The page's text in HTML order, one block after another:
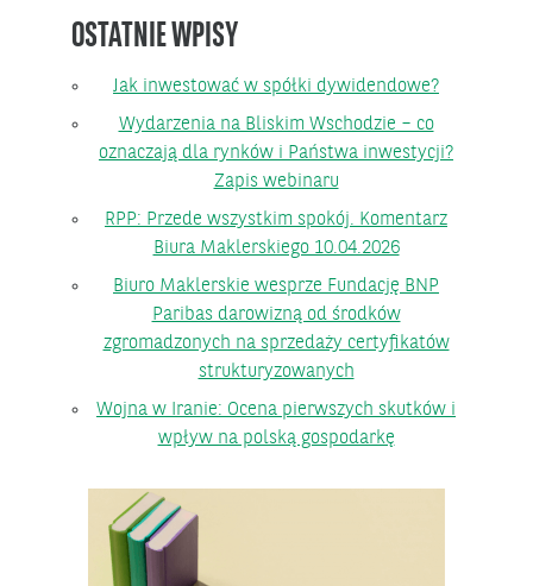
OSTATNIE WPISY
Jak inwestować w spółki dywidendowe?
Wydarzenia na Bliskim Wschodzie – co
oznaczają dla rynków i Państwa inwestycji?
Zapis webinaru
RPP: Przede wszystkim spokój. Komentarz
Biura Maklerskiego 10.04.2026
Biuro Maklerskie wesprze Fundację BNP
Paribas darowizną od środków
zgromadzonych na sprzedaży certyfikatów
strukturyzowanych
Wojna w Iranie: Ocena pierwszych skutków i
wpływ na polską gospodarkę